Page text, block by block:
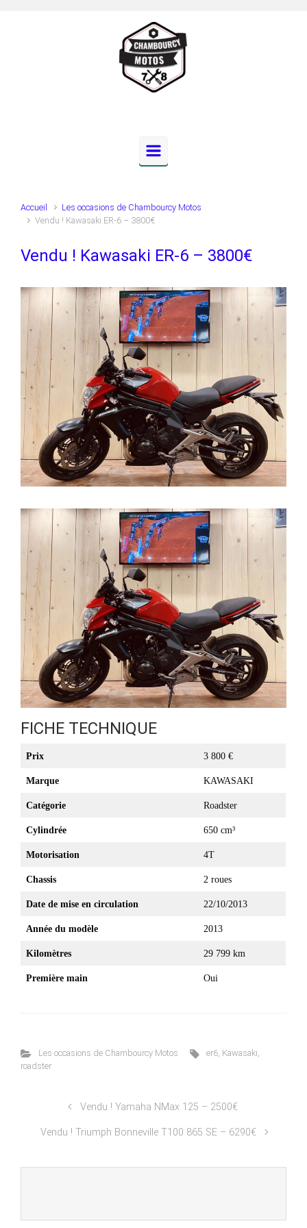
Accueil
Les occasions de Chambourcy Motos
Vendu ! Kawasaki ER-6 – 3800€
Vendu ! Kawasaki ER-6 – 3800€
FICHE TECHNIQUE
Prix 3 800 €
Marque KAWASAKI
Catégorie Roadster
Cylindrée 650 cm³
Motorisation 4T
Chassis 2 roues
Date de mise en circulation 22/10/2013
Année du modèle 2013
Kilomètres 29 799 km
Première main Oui
Les occasions de Chambourcy Motos er6, Kawasaki,
roadster
Vendu ! Yamaha NMax 125 – 2500€
Vendu ! Triumph Bonneville T100 865 SE – 6290€